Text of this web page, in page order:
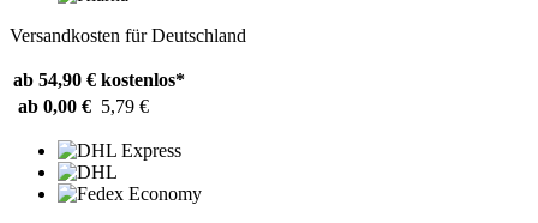
Versandkosten für Deutschland
ab 54,90 € kostenlos*
ab 0,00 € 5,79 €